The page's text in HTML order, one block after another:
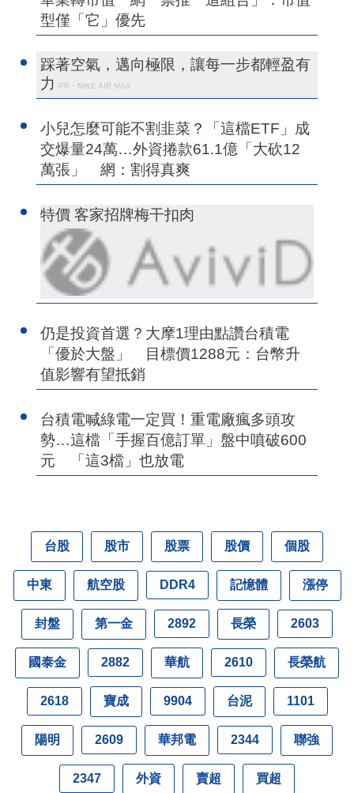
型僅「它」優先
踩著空氣，邁向極限，讓每一步都輕盈有
力
PR・NIKE AIR MAX
小兒怎麼可能不割韭菜？「這檔ETF」成
交爆量24萬…外資捲款61.1億「大砍12
萬張」 網：割得真爽
特價 客家招牌梅干扣肉
仍是投資首選？大摩1理由點讚台積電
「優於大盤」 目標價1288元：台幣升
值影響有望抵銷
台積電喊綠電一定買！重電廠瘋多頭攻
勢…這檔「手握百億訂單」盤中噴破600
元 「這3檔」也放電
台股 股市 股票 股價 個股
中東 航空股 DDR4 記憶體 漲停
封盤 第一金 2892 長榮 2603
國泰金 2882 華航 2610 長榮航
2618 寶成 9904 台泥 1101
陽明 2609 華邦電 2344 聯強
2347 外資 賣超 買超